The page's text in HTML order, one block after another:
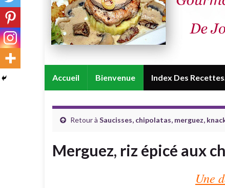
Accueil Bienvenue Index Des
Retour à Saucisses, chipolatas, merguez,
Merguez, riz épicé aux
Une